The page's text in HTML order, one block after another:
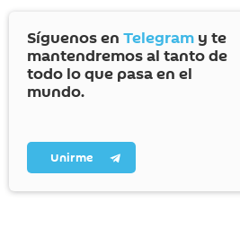
Síguenos en Telegram y te
mantendremos al tanto de
todo lo que pasa en el
mundo.
Unirme